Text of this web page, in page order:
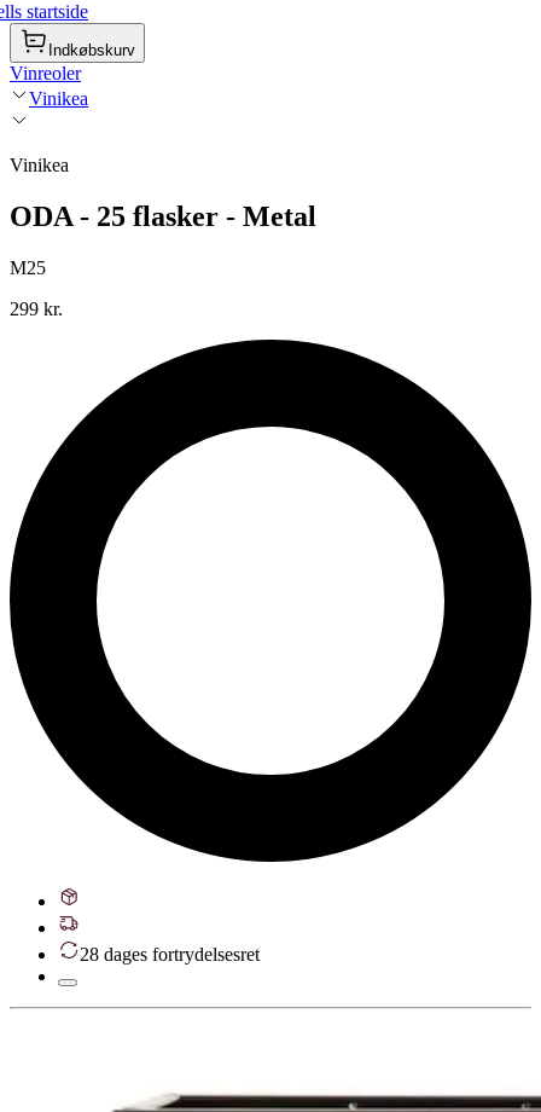
startside
Indkøbskurv
Vinreoler
Vinikea
Vinikea
ODA - 25 flasker - Metal
M25
299 kr.
28 dages fortrydelsesret